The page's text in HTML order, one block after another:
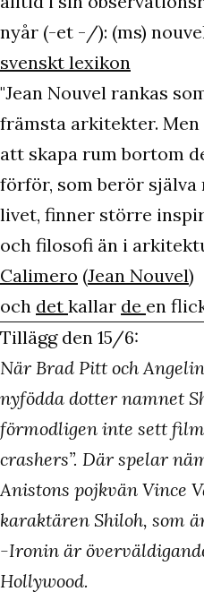
nyår (-et -/): (ms)
svenskt lexikon
"Jean Nouvel rankas
främsta arkitekter.
att skapa rum bortom
förför, som berör själva
livet, finner större
och filosofi än i
Calimero (Jean Nouvel)
och det kallar de en
Tillägg den 15/6:
När Brad Pitt och
nyfödda dotter namnet
förmodligen inte sett
crashers”. Där spelar
Anistons pojkvän Vince
karaktären Shiloh, som
-Ironin är
Hollywood.